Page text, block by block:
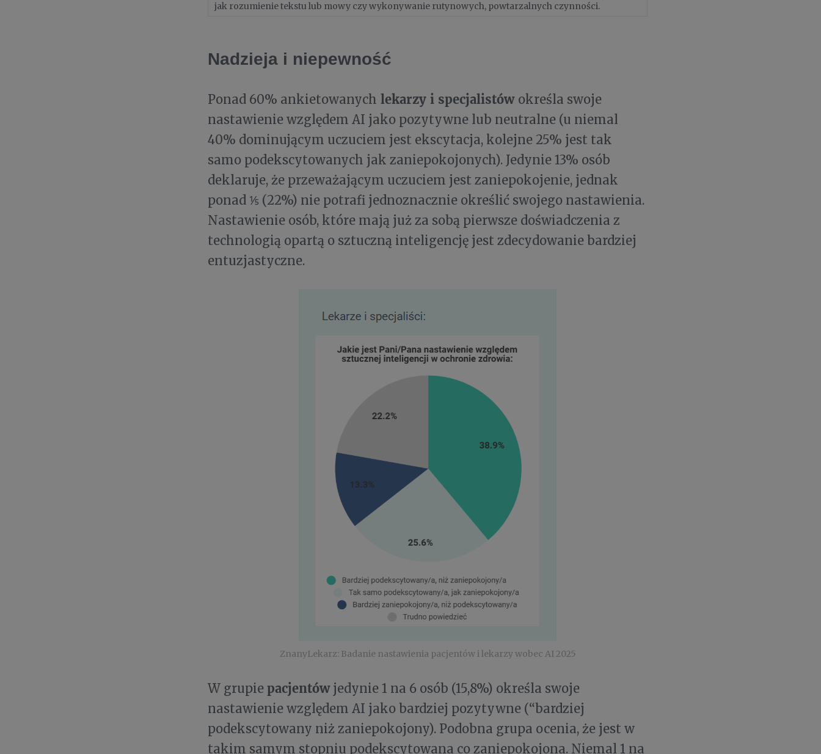
jak rozumienie tekstu lub mowy czy wykonywanie rutynowych, powtarzalnych czynności.
Nadzieja i niepewność
Ponad 60% ankietowanych lekarzy i specjalistów określa swoje
nastawienie względem AI jako pozytywne lub neutralne (u niemal
40% dominującym uczuciem jest ekscytacja, kolejne 25% jest tak
samo podekscytowanych jak zaniepokojonych). Jedynie 13% osób
deklaruje, że przeważającym uczuciem jest zaniepokojenie, jednak
ponad ⅕ (22%) nie potrafi jednoznacznie określić swojego nastawienia.
Nastawienie osób, które mają już za sobą pierwsze doświadczenia z
technologią opartą o sztuczną inteligencję jest zdecydowanie bardziej
entuzjastyczne.
ZnanyLekarz: Badanie nastawienia pacjentów i lekarzy wobec AI 2025
W grupie pacjentówjedynie 1 na 6 osób (15,8%) określa swoje
nastawienie względem AI jako bardziej pozytywne (“bardziej
podekscytowany niż zaniepokojony). Podobna grupa ocenia, że jest w
takim samym stopniu podekscytowana co zaniepokojona. Niemal 1 na